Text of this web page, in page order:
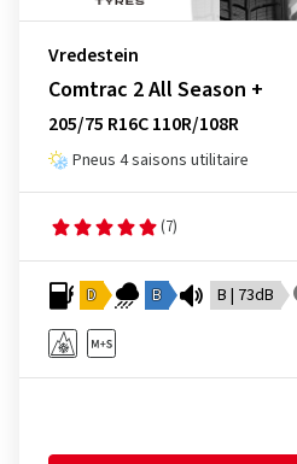
Vredestein
Comtrac 2 All Season +
205/75 R16C 110R/108R
Pneus 4 saisons utilitaire
(7)
D B B | 73dB